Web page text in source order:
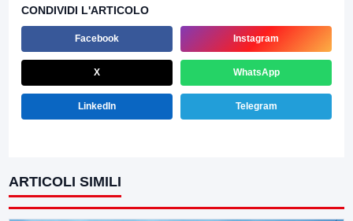
CONDIVIDI L'ARTICOLO
Facebook Instagram
X WhatsApp
LinkedIn Telegram
ARTICOLI SIMILI